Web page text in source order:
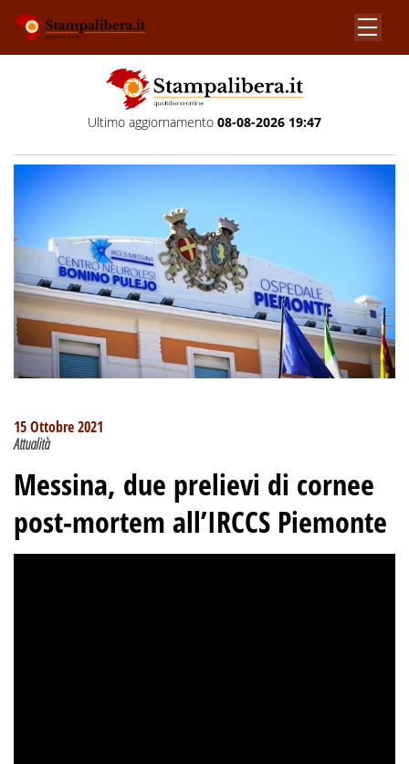
Ultimo aggiornamento 08-08-2026 19:47
15 Ottobre 2021
Attualità
Messina, due prelievi di cornee
post-mortem all’IRCCS Piemonte